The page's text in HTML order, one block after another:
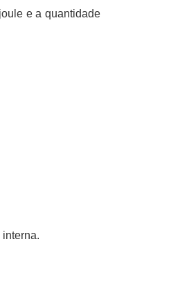
e a quantidade